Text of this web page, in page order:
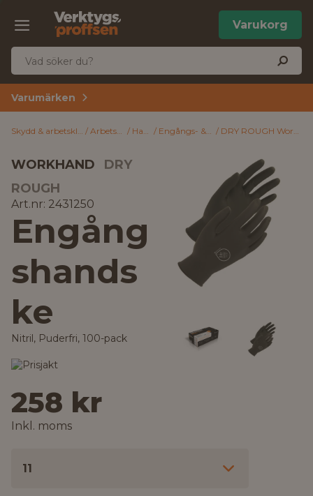
Varukorg
Varumärken
Skydd & arbetskläder Arbetskläder Handskar Engångs- & kemskyddshandskar DRY ROUGH Workhand Engångshandske Nitril, Puderfri, 100-pack 11
WORKHAND
DRY
ROUGH
Art.nr: 2431250
Engång
shands
ke
Nitril, Puderfri, 100-pack
258 kr
Inkl. moms
11